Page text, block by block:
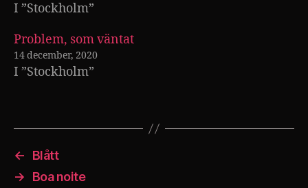
I ”Stockholm”
Problem, som väntat
14 december, 2020
I ”Stockholm”
←
Blått
→
Boa noite